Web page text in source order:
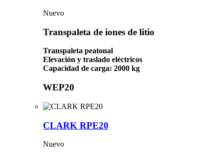
Nuevo
Transpaleta de iones de litio
Transpaleta peatonal
Elevación y traslado eléctricos
Capacidad de carga: 2000 kg
WEP20
CLARK RPE20
Nuevo